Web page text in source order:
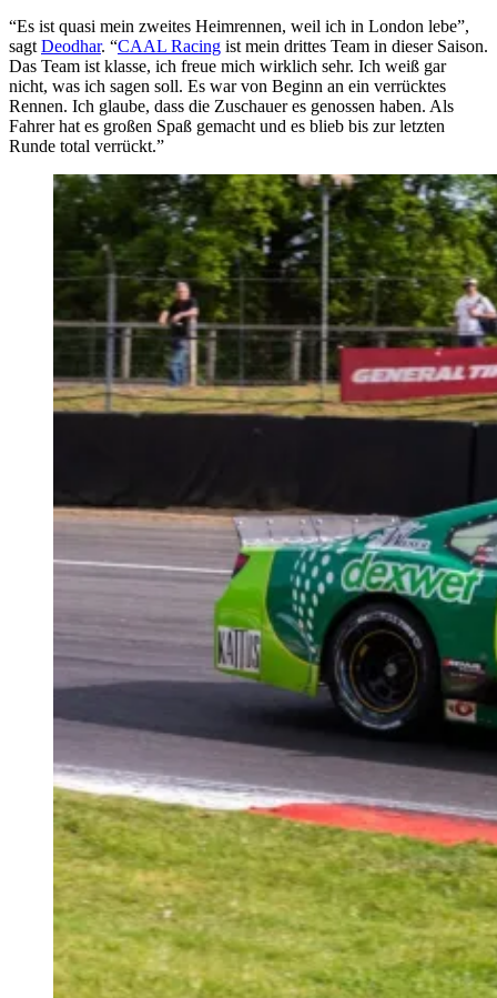
“Es ist quasi mein zweites Heimrennen, weil ich in London lebe”,
sagt Deodhar. “CAAL Racing ist mein drittes Team in dieser Saison.
Das Team ist klasse, ich freue mich wirklich sehr. Ich weiß gar
nicht, was ich sagen soll. Es war von Beginn an ein verrücktes
Rennen. Ich glaube, dass die Zuschauer es genossen haben. Als
Fahrer hat es großen Spaß gemacht und es blieb bis zur letzten
Runde total verrückt.”